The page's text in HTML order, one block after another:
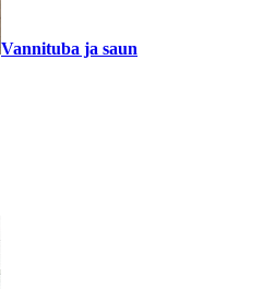
Vannituba ja saun